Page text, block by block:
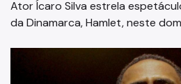
Ator Ícaro Silva estrela
da Dinamarca, Hamlet, neste